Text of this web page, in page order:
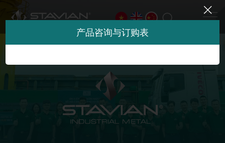
产品咨询与订购表